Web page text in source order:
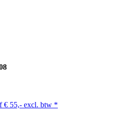
€ 55,- excl. btw *